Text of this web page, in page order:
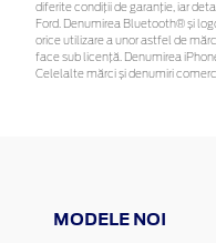
diferite condiții de garanție, iar
Ford. Denumirea Bluetooth® și
orice utilizare a unor astfel de
face sub licență. Denumirea
Celelalte mărci și denumiri
MODELE NOI